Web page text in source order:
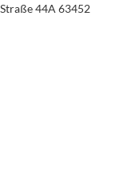
44A 63452